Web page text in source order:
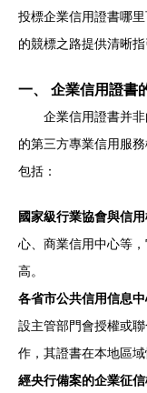
投標企業信用證書哪
的競標之路提供清晰指
一、 企業信用證書
企業信用證書并
的第三方專業信用服
包括：
國家級行業協會與信
心、商業信用中心等
高。
各省市公共信用信息
設主管部門會授權或
作，其證書在本地區域
經央行備案的企業征